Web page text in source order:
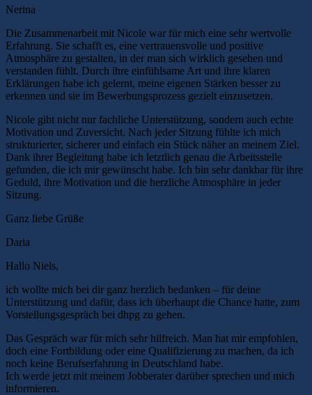
Nerina
Die Zusammenarbeit mit Nicole war für mich eine sehr wertvolle
Erfahrung. Sie schafft es, eine vertrauensvolle und positive
Atmosphäre zu gestalten, in der man sich wirklich gesehen und
verstanden fühlt. Durch ihre einfühlsame Art und ihre klaren
Erklärungen habe ich gelernt, meine eigenen Stärken besser zu
erkennen und sie im Bewerbungsprozess gezielt einzusetzen.
Nicole gibt nicht nur fachliche Unterstützung, sondern auch echte
Motivation und Zuversicht. Nach jeder Sitzung fühlte ich mich
strukturierter, sicherer und einfach ein Stück näher an meinem Ziel.
Dank ihrer Begleitung habe ich letztlich genau die Arbeitsstelle
gefunden, die ich mir gewünscht habe. Ich bin sehr dankbar für ihre
Geduld, ihre Motivation und die herzliche Atmosphäre in jeder
Sitzung.
Ganz liebe Grüße
Daria
Hallo Niels,
ich wollte mich bei dir ganz herzlich bedanken – für deine
Unterstützung und dafür, dass ich überhaupt die Chance hatte, zum
Vorstellungsgespräch bei dhpg zu gehen.
Das Gespräch war für mich sehr hilfreich. Man hat mir empfohlen,
doch eine Fortbildung oder eine Qualifizierung zu machen, da ich
noch keine Berufserfahrung in Deutschland habe.
Ich werde jetzt mit meinem Jobberater darüber sprechen und mich
informieren.